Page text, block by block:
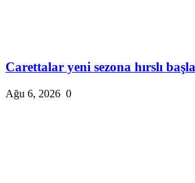
Carettalar yeni sezona hırslı
Ağu 6, 2026 0